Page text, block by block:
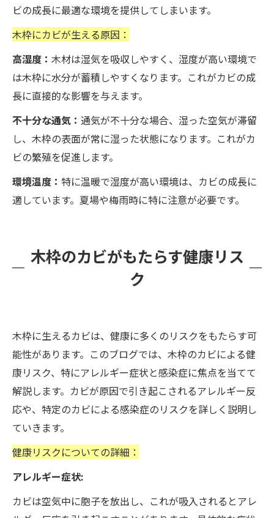
ビの成長に最適な環境を提供してしまいます。
木枠にカビが生える原因：
高湿度： 木材は湿気を吸収しやすく、湿度が高い環境で
は木枠に水分が蓄積しやすくなります。これがカビの成
長に直接的な影響を与えます。
不十分な通気： 通気が不十分な場合、湿った空気が滞留
し、木枠の表面が常に湿った状態になります。これがカ
ビの繁殖を促進します。
環境温度： 特に温暖で湿度が高い環境は、カビの成長に
適しています。夏場や梅雨時に特に注意が必要です。
木枠のカビがもたらす健康リス
ク
木枠に生えるカビは、健康に多くのリスクをもたらす可
能性があります。このブログでは、木枠のカビによる健
康リスク、特にアレルギー症状と感染症に焦点を当てて
解説します。カビが原因で引き起こされるアレルギー反
応や、特定のカビによる感染症のリスクを詳しく説明し
ていきます。
健康リスクについての詳細：
アレルギー症状:
カビは空気中に胞子を放出し、これが吸入されるとアレ